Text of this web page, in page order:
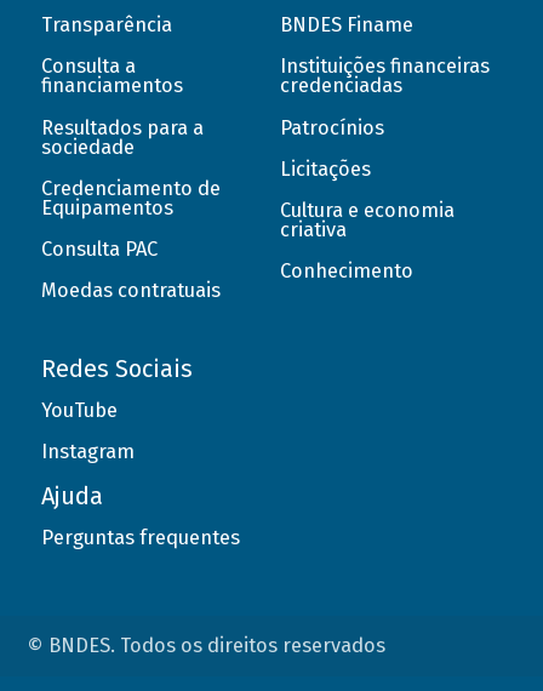
Transparência
Consulta a
financiamentos
Resultados para a
sociedade
Credenciamento de
Equipamentos
Consulta PAC
Moedas contratuais
BNDES Finame
Instituições financeiras
credenciadas
Patrocínios
Licitações
Cultura e economia
criativa
Conhecimento
Redes Sociais
YouTube
Instagram
Ajuda
Perguntas frequentes
© BNDES. Todos os direitos reservados